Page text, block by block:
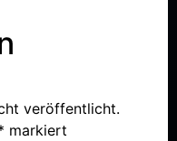
veröffentlicht.
markiert